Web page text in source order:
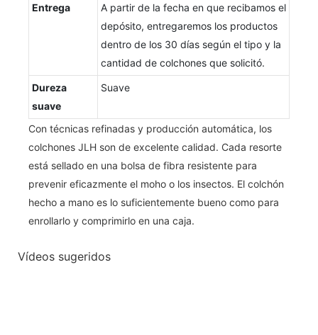
Entrega
A partir de la fecha en que recibamos el
depósito, entregaremos los productos
dentro de los 30 días según el tipo y la
cantidad de colchones que solicitó.
Dureza
suave
Suave
Con técnicas refinadas y producción automática, los
colchones JLH son de excelente calidad. Cada resorte
está sellado en una bolsa de fibra resistente para
prevenir eficazmente el moho o los insectos. El colchón
hecho a mano es lo suficientemente bueno como para
enrollarlo y comprimirlo en una caja.
Vídeos sugeridos